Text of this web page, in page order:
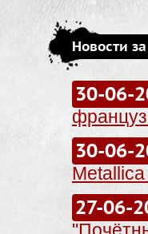
Новости
30-06-
30-06-
27-06-